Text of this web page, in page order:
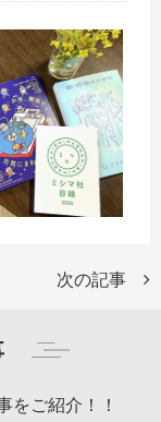
次の記事
をご紹介！！